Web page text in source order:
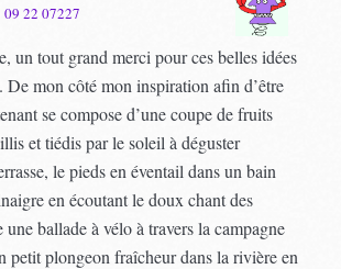
22 07227
un tout grand merci pour ces belles idées
De mon côté mon inspiration afin d’être
se compose d’une coupe de fruits
et tiédis par le soleil à déguster
le pieds en éventail dans un bain
en écoutant le doux chant des
ballade à vélo à travers la campagne
petit plongeon fraîcheur dans la rivière en